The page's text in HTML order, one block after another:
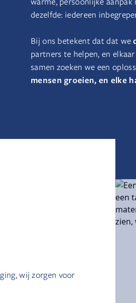
dezelfde: iedereen
Bij ons betekent dat dat we
partners te helpen, en
samen zoeken we een
mensen groeien, en elke
wij zorgen voor